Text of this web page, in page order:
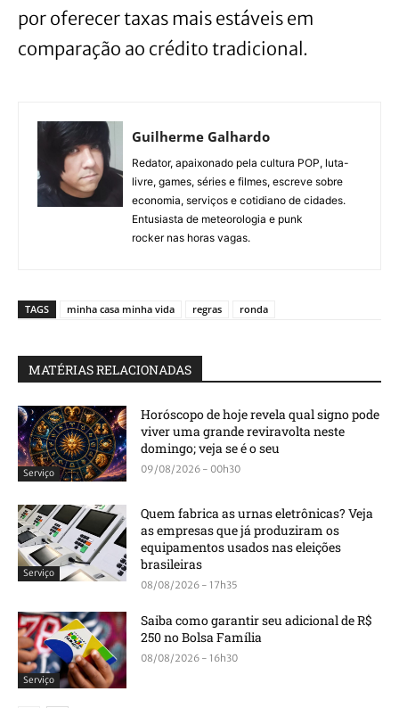
por oferecer taxas mais estáveis em
comparação ao crédito tradicional.
Guilherme Galhardo
Redator, apaixonado pela cultura POP, luta-
livre, games, séries e filmes, escreve sobre
economia, serviços e cotidiano de cidades.
Entusiasta de meteorologia e punk
rocker nas horas vagas.
TAGS minha casa minha vida regras ronda
MATÉRIAS RELACIONADAS
Serviço
Horóscopo de hoje revela qual signo pode
viver uma grande reviravolta neste
domingo; veja se é o seu
09/08/2026 - 00h30
Serviço
Quem fabrica as urnas eletrônicas? Veja
as empresas que já produziram os
equipamentos usados nas eleições
brasileiras
08/08/2026 - 17h35
Serviço
Saiba como garantir seu adicional de R$
250 no Bolsa Família
08/08/2026 - 16h30